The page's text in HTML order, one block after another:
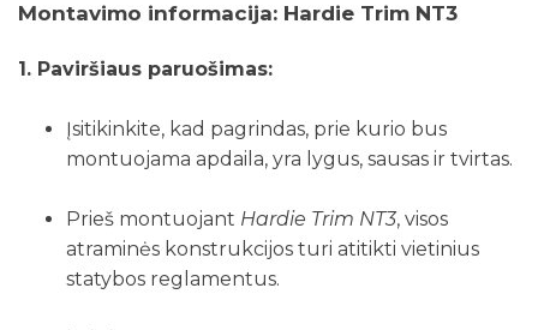
Montavimo informacija: Hardie Trim NT3
1. Paviršiaus paruošimas:
Įsitikinkite, kad pagrindas, prie kurio bus
montuojama apdaila, yra lygus, sausas ir tvirtas.
Prieš montuojant Hardie Trim NT3, visos
atraminės konstrukcijos turi atitikti vietinius
statybos reglamentus.